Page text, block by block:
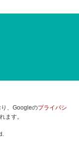
、Googleのプライバシ
ます。